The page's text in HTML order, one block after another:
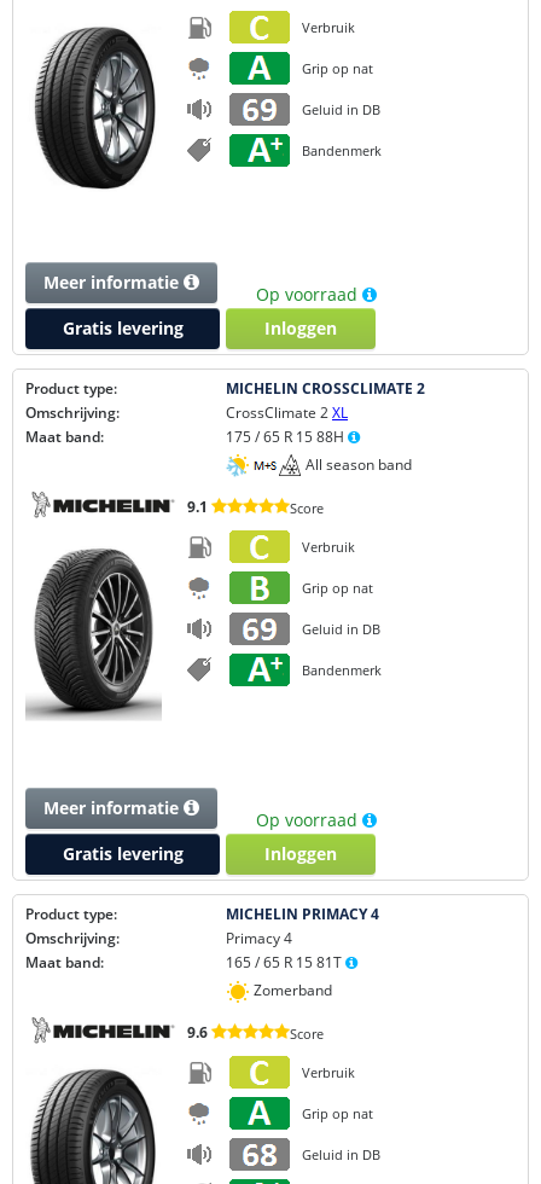
Verbruik
Grip op nat
Geluid in DB
Bandenmerk
Op voorraad
Inloggen
Meer informatie
Gratis levering
Product type:
MICHELIN CROSSCLIMATE 2
Omschrijving:
CrossClimate 2XL
Maat band:
175 / 65 R 15 88H
All season band
9.1 Score
Verbruik
Grip op nat
Geluid in DB
Bandenmerk
Op voorraad
Inloggen
Meer informatie
Gratis levering
Product type:
MICHELIN PRIMACY 4
Omschrijving:
Primacy 4
Maat band:
165 / 65 R 15 81T
Zomerband
9.6 Score
Verbruik
Grip op nat
Geluid in DB